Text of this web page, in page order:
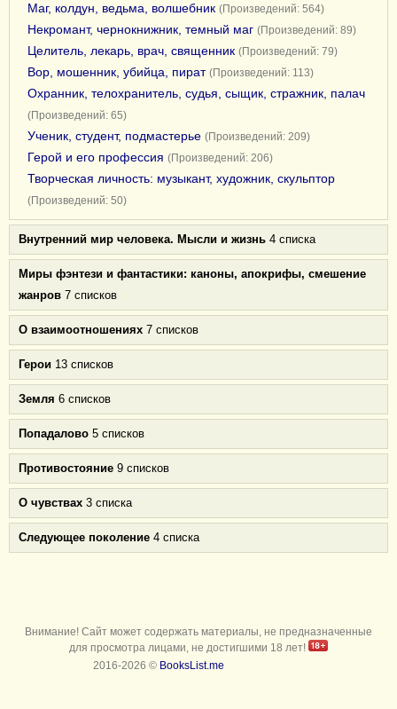
Маг, колдун, ведьма, волшебник (Произведений: 564)
Некромант, чернокнижник, темный маг (Произведений: 89)
Целитель, лекарь, врач, священник (Произведений: 79)
Вор, мошенник, убийца, пират (Произведений: 113)
Охранник, телохранитель, судья, сыщик, стражник, палач
(Произведений: 65)
Ученик, студент, подмастерье (Произведений: 209)
Герой и его профессия (Произведений: 206)
Творческая личность: музыкант, художник, скульптор
(Произведений: 50)
Внутренний мир человека. Мысли и жизнь 4 списка
Миры фэнтези и фантастики: каноны, апокрифы, смешение
жанров 7 списков
О взаимоотношениях 7 списков
Герои 13 списков
Земля 6 списков
Попадалово 5 списков
Противостояние 9 списков
О чувствах 3 списка
Следующее поколение 4 списка
Внимание! Сайт может содержать материалы, не предназначенные
для просмотра лицами, не достигшими 18 лет!
2016-2026 © BooksList.me